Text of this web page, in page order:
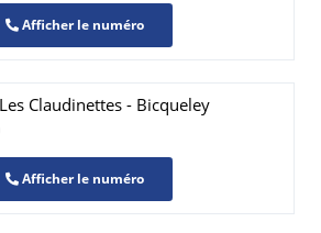
Afficher le numéro
Claudinettes - Bicqueley
Afficher le numéro